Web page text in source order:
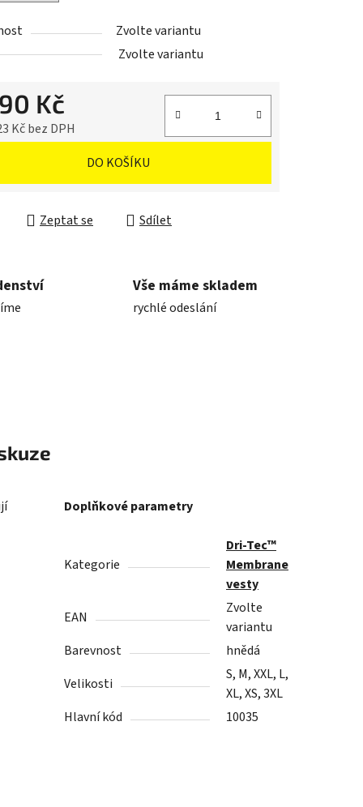
Zvolte variantu
Zvolte variantu
Kč
Kč bez DPH
DO KOŠÍKU
Zeptat se Sdílet
Vše máme skladem
rychlé odeslání
Doplňkové parametry
Kategorie
Dri-Tec™
Membrane
vesty
EAN
Zvolte
variantu
Barevnost
hnědá
Velikosti
S, M, XXL, L,
XL, XS, 3XL
Hlavní kód
10035